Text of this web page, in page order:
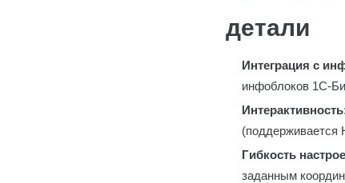
детали
Интеграция с
инфоблоков 1С-
(поддерживается
Гибкость
заданным